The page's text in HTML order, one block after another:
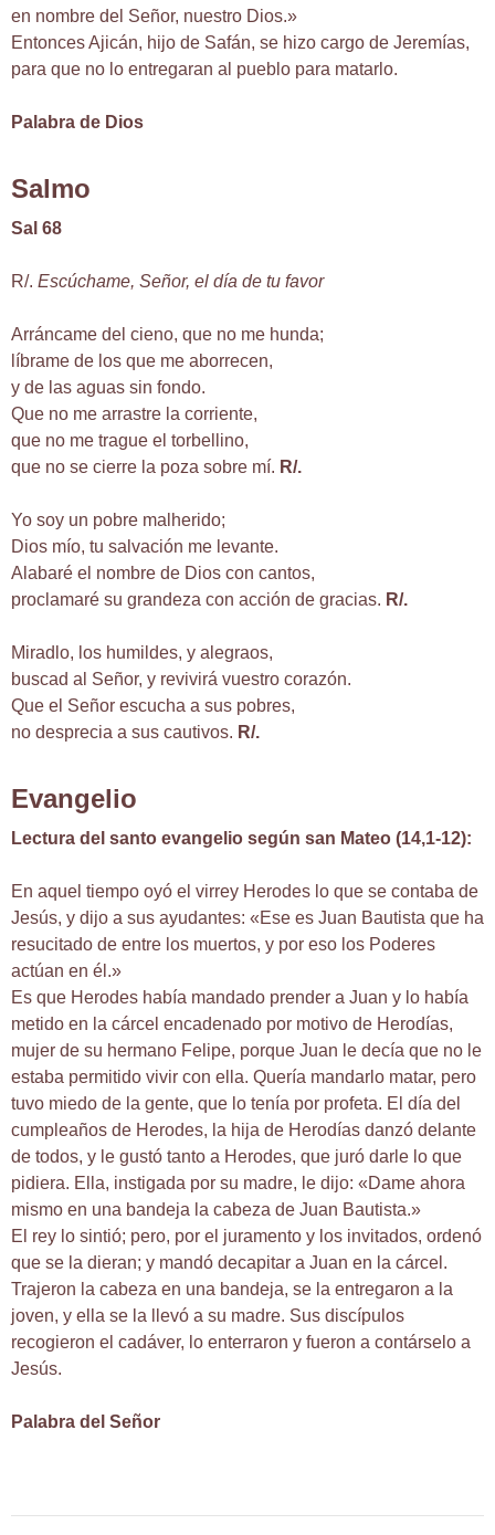
en nombre del Señor, nuestro Dios.»
Entonces Ajicán, hijo de Safán, se hizo cargo de Jeremías,
para que no lo entregaran al pueblo para matarlo.
Palabra de Dios
Salmo
Sal 68
R/. Escúchame, Señor, el día de tu favor
Arráncame del cieno, que no me hunda;
líbrame de los que me aborrecen,
y de las aguas sin fondo.
Que no me arrastre la corriente,
que no me trague el torbellino,
que no se cierre la poza sobre mí. R/.
Yo soy un pobre malherido;
Dios mío, tu salvación me levante.
Alabaré el nombre de Dios con cantos,
proclamaré su grandeza con acción de gracias. R/.
Miradlo, los humildes, y alegraos,
buscad al Señor, y revivirá vuestro corazón.
Que el Señor escucha a sus pobres,
no desprecia a sus cautivos. R/.
Evangelio
Lectura del santo evangelio según san Mateo (14,1-12):
En aquel tiempo oyó el virrey Herodes lo que se contaba de
Jesús, y dijo a sus ayudantes: «Ese es Juan Bautista que ha
resucitado de entre los muertos, y por eso los Poderes
actúan en él.»
Es que Herodes había mandado prender a Juan y lo había
metido en la cárcel encadenado por motivo de Herodías,
mujer de su hermano Felipe, porque Juan le decía que no le
estaba permitido vivir con ella. Quería mandarlo matar, pero
tuvo miedo de la gente, que lo tenía por profeta. El día del
cumpleaños de Herodes, la hija de Herodías danzó delante
de todos, y le gustó tanto a Herodes, que juró darle lo que
pidiera. Ella, instigada por su madre, le dijo: «Dame ahora
mismo en una bandeja la cabeza de Juan Bautista.»
El rey lo sintió; pero, por el juramento y los invitados, ordenó
que se la dieran; y mandó decapitar a Juan en la cárcel.
Trajeron la cabeza en una bandeja, se la entregaron a la
joven, y ella se la llevó a su madre. Sus discípulos
recogieron el cadáver, lo enterraron y fueron a contárselo a
Jesús.
Palabra del Señor